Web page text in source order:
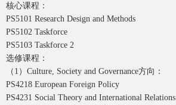
核心课程：
PS5101 Research Design and Methods
PS5102 Taskforce
PS5103 Taskforce 2
选修课程：
（1）Culture, Society and Governance方向：
PS4218 European Foreign Policy
PS4231 Social Theory and International Relations